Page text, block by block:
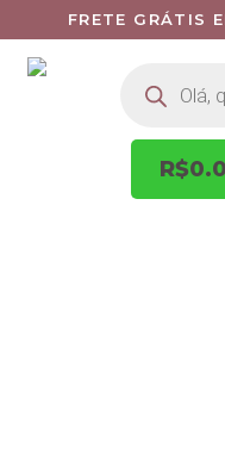
FRETE GRÁTIS
R$